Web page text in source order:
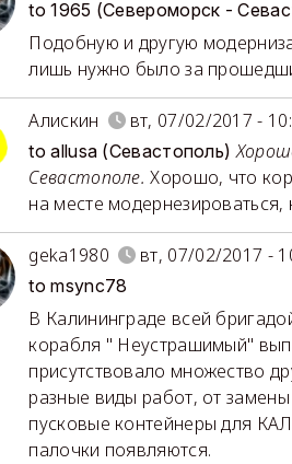
to 1965 (Североморск -
Подобную и другую
лишь нужно было за
Алискин вт, 07/02/2017 -
to allusa (Севастополь)
Севастополе. Хорошо, что
на месте
geka1980 вт, 07/02/2017 -
to msync78
В Калининграде всей
корабля " Неустрашимый"
присутствовало множество
разные виды работ, от
пусковые контейнеры для
палочки появляются.